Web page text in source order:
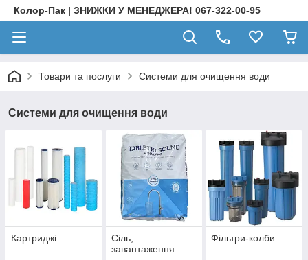
Колор-Пак | ЗНИЖКИ У МЕНЕДЖЕРА! 067-322-00-95
Товари та послуги Системи для очищення води
Системи для очищення води
Картриджі
Сіль,
завантаження
Фільтри-колби